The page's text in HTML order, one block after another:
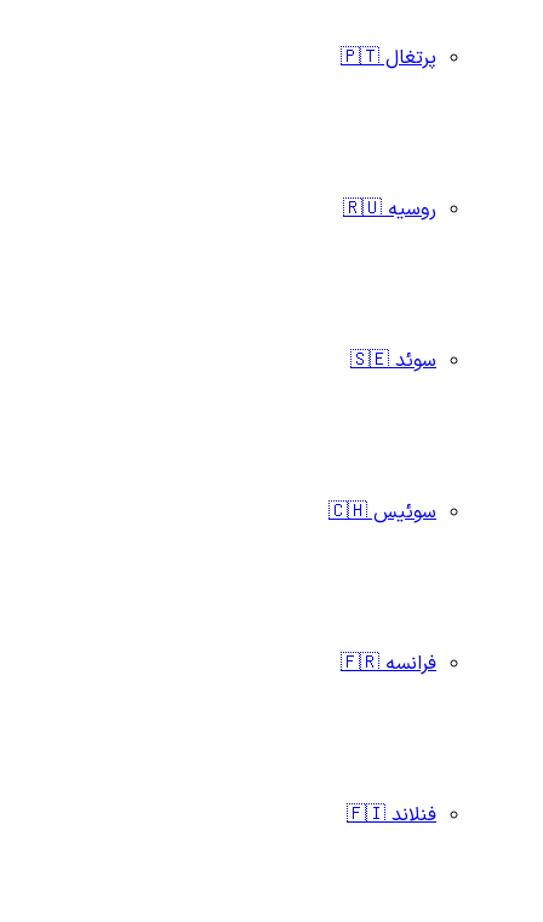
پرتغال 🇵🇹
روسیه 🇷🇺
سوئد 🇸🇪
سوئیس 🇨🇭
فرانسه 🇫🇷
فنلاند 🇫🇮